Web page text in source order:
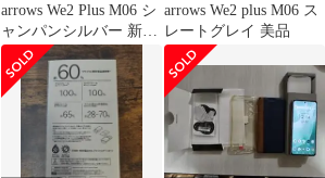
arrows We2 Plus M06 シ
ャンパンシルバー 新品
未開封品
arrows We2 plus M06 ス
レートグレイ 美品